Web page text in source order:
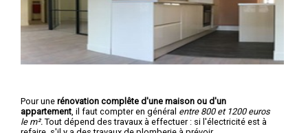
Pour une rénovation complête d'une maison ou d'un
appartement , il faut compter en général entre 800 et 1200 euros
le m². Tout dépend des travaux à effectuer : si l'électricité est à